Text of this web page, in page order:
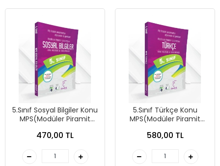
5.Sınıf Sosyal Bilgiler Konu
MPS(Modüler Piramit
470,00 TL
5.Sınıf Türkçe Konu
MPS(Modüler Piramit
580,00 TL